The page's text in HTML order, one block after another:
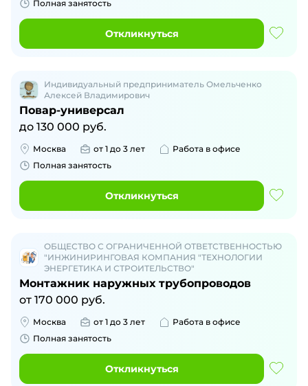
Полная занятость
Откликнуться
Индивидуальный предприниматель Омельченко
Алексей Владимирович
Повар-универсал
до 130 000 руб.
Москва от 1 до 3 лет
Работа в офисе
Полная занятость
Откликнуться
ОБЩЕСТВО С ОГРАНИЧЕННОЙ ОТВЕТСТВЕННОСТЬЮ
"ИНЖИНИРИНГОВАЯ КОМПАНИЯ "ТЕХНОЛОГИИ
ЭНЕРГЕТИКА И СТРОИТЕЛЬСТВО"
Монтажник наружных трубопроводов
от 170 000 руб.
Москва от 1 до 3 лет
Работа в офисе
Полная занятость
Откликнуться